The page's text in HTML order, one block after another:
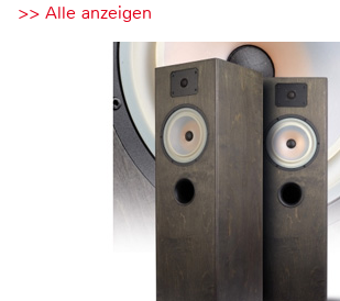
>> Alle anzeigen